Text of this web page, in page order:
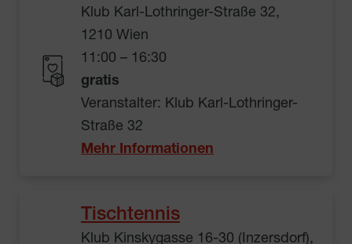
Klub Karl-Lothringer-Straße 32,
1210 Wien
11:00 – 16:30
gratis
Veranstalter: Klub Karl-Lothringer-
Straße 32
Mehr Informationen
Tischtennis
Klub Kinskygasse 16-30 (Inzersdorf),